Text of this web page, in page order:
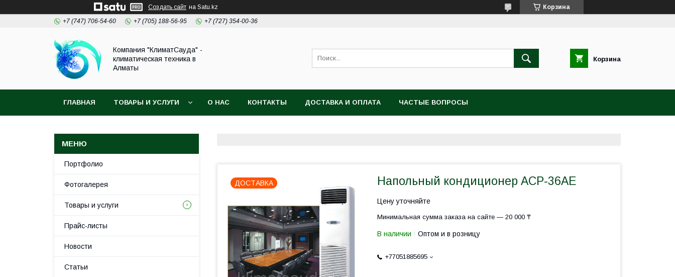
Создать сайт на Satu.kz Корзина
+7 (747) 706-54-60 +7 (705) 188-56-95 +7 (727) 354-00-36
Компания "КлиматСауда" -
климатическая техника в
Алматы
Корзина
ГЛАВНАЯ ТОВАРЫ И УСЛУГИ О НАС КОНТАКТЫ ДОСТАВКА И ОПЛАТА ЧАСТЫЕ ВОПРОСЫ
ДОСТАВКА Напольный кондиционер ACP-36AЕ
Цену уточняйте
Минимальная сумма заказа на сайте — 20 000 ₸
В наличии Оптом и в розницу
+77051885695
Портфолио
Фотогалерея
Товары и услуги
Прайс-листы
Новости
Статьи